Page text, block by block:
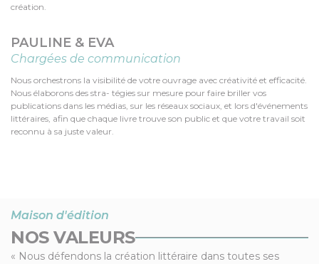
création.
PAULINE & EVA
Chargées de communication
Nous orchestrons la visibilité de votre ouvrage avec créativité et efficacité.
Nous élaborons des stra- tégies sur mesure pour faire briller vos
publications dans les médias, sur les réseaux sociaux, et lors d'événements
littéraires, afin que chaque livre trouve son public et que votre travail soit
reconnu à sa juste valeur.
Maison d'édition
NOS VALEURS
« Nous défendons la création littéraire dans toutes ses